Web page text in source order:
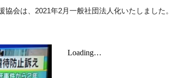
会は、2021年2月一般社団法人化いたしました。